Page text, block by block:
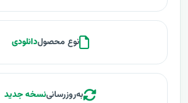
نوع محصولدانلودی
به‌روزرسانینسخه جدید